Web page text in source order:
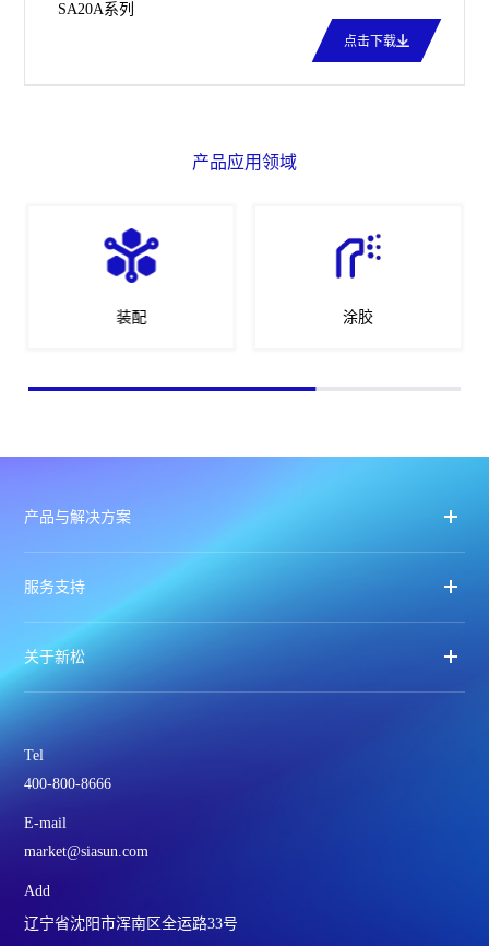
SA20A系列
点击下载
产品应用领域
装配 涂胶
产品与解决方案
服务支持
关于新松
Tel
400-800-8666
E-mail
market@siasun.com
Add
辽宁省沈阳市浑南区全运路33号